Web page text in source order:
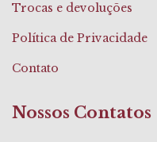
Trocas e devoluções
Política de Privacidade
Contato
Nossos Contatos